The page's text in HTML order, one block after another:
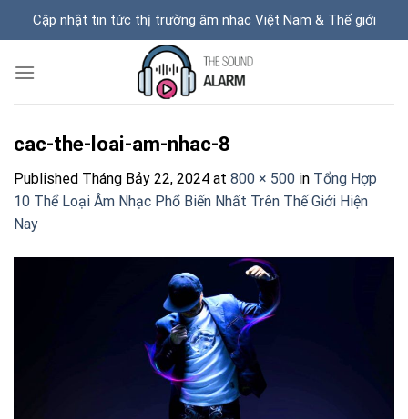
Cập nhật tin tức thị trường âm nhạc Việt Nam & Thế giới
cac-the-loai-am-nhac-8
Published Tháng Bảy 22, 2024 at 800 × 500 in Tổng Hợp
10 Thể Loại Âm Nhạc Phổ Biến Nhất Trên Thế Giới Hiện
Nay